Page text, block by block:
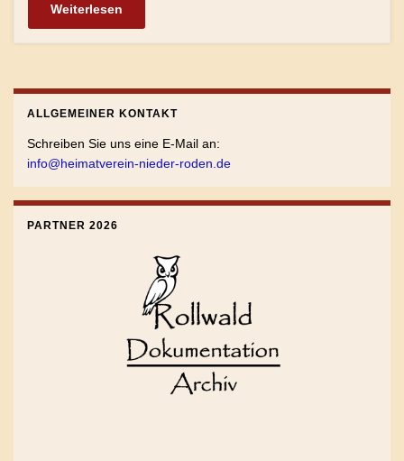
Weiterlesen
ALLGEMEINER KONTAKT
Schreiben Sie uns eine E-Mail an:
info@heimatverein-nieder-roden.de
PARTNER 2026